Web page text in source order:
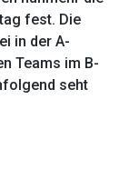
fest. Die
in der A-
Teams im B-
seht